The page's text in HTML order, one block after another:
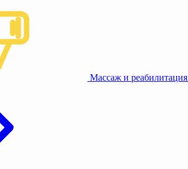
Массаж и реабилитация